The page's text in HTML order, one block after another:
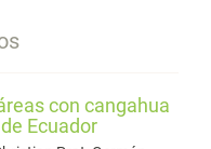
con cangahua
Ecuador